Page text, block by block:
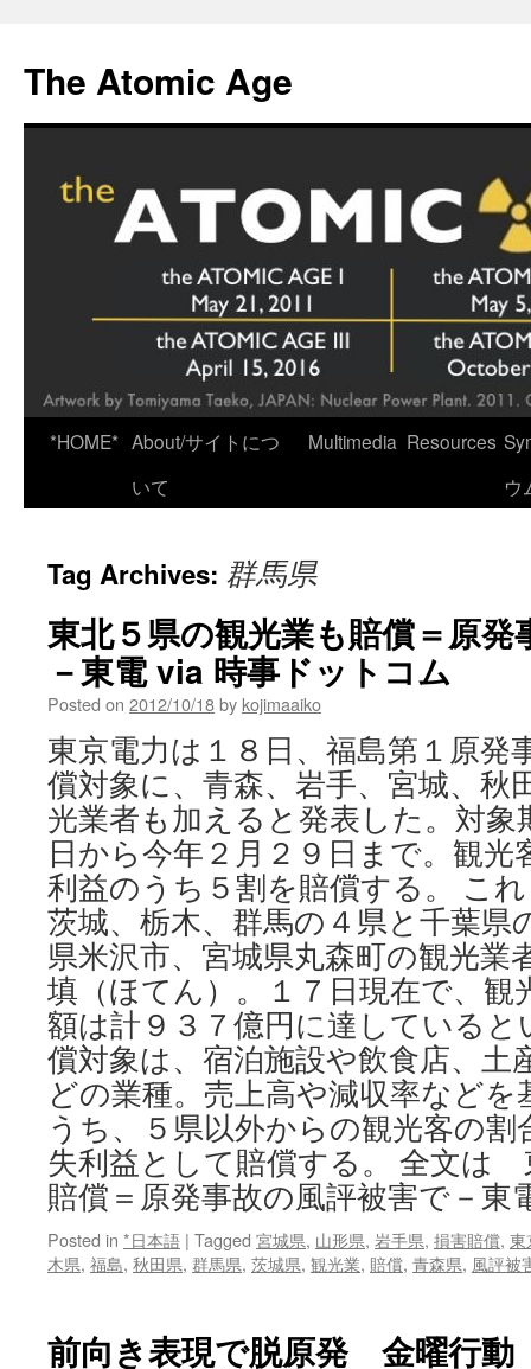
content
The Atomic Age
*HOME* About/サイトにつ
いて
Multimedia Resources
ウ
Tag Archives: 群馬県
東北５県の観光業も賠償＝原発
－東電 via 時事ドットコム
Posted on 2012/10/18by kojimaaiko
東京電力は１８日、福島第１原発
償対象に、青森、岩手、宮城、秋
光業者も加えると発表した。対象
日から今年２月２９日まで。観
利益のうち５割を賠償する。 こ
茨城、栃木、群馬の４県と千葉県
県米沢市、宮城県丸森町の観光業
填（ほてん）。１７日現在で、観
額は計９３７億円に達していると
償対象は、宿泊施設や飲食店、土
どの業種。売上高や減収率など
うち、５県以外からの観光客の
失利益として賠償する。 全文は
賠償＝原発事故の風評被害で－東
Posted in *日本語 | Tagged 宮城県, 山形県, 岩手県, 損害賠償, 東
木県, 福島, 秋田県, 群馬県, 茨城県, 観光業, 賠償, 青森県, 風評被
前向き表現で脱原発 金曜行